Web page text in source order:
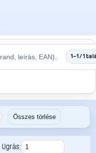
1–1 / 1
Összes törlése
Ugrás: